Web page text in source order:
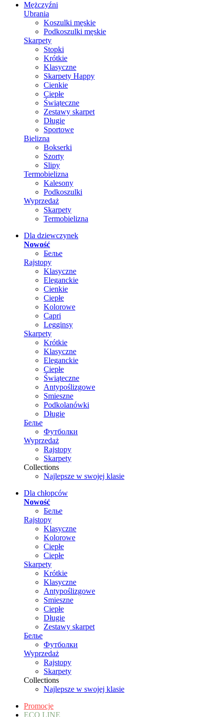
Mężczyźni
Ubrania
Koszulki męskie
Podkoszulki męskie
Skarpety
Stopki
Krótkie
Klasyczne
Skarpety Happy
Cienkie
Ciepłe
Świąteczne
Zestawy skarpet
Długie
Sportowe
Bielizna
Bokserki
Szorty
Slipy
Termobielizna
Kalesony
Podkoszulki
Wyprzedaż
Skarpety
Termobielizna
Dla dziewczynek
Nowość
Белье
Rajstopy
Klasyczne
Eleganckie
Cienkie
Ciepłe
Kolorowe
Capri
Legginsy
Skarpety
Krótkie
Klasyczne
Eleganckie
Ciepłe
Świąteczne
Antypoślizgowe
Smieszne
Podkolanówki
Długie
Белье
Футболки
Wyprzedaż
Rajstopy
Skarpety
Collections
Najlepsze w swojej klasie
Dla chłopców
Nowość
Белье
Rajstopy
Klasyczne
Kolorowe
Ciepłe
Ciepłe
Skarpety
Krótkie
Klasyczne
Antypoślizgowe
Smieszne
Ciepłe
Długie
Zestawy skarpet
Белье
Футболки
Wyprzedaż
Rajstopy
Skarpety
Collections
Najlepsze w swojej klasie
Promocje
ECO LINE